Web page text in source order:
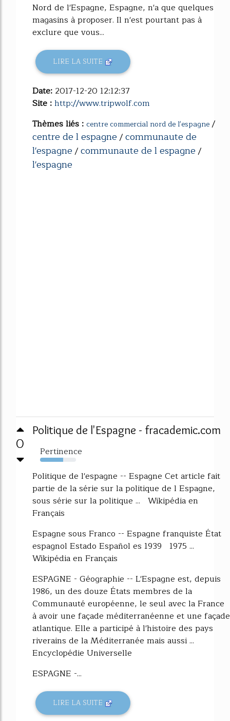
Nord de l'Espagne, Espagne, n'a que quelques
magasins à proposer. Il n'est pourtant pas à
exclure que vous...
LIRE LA SUITE
Date: 2017-12-20 12:12:37
Site :http://www.tripwolf.com
Thèmes liés : centre commercial nord de l'espagne/
centre de l espagne/communaute de
l'espagne/communaute de l espagne/
l'espagne
0
Politique de l'Espagne - fracademic.com
Pertinence
64%
Politique de l'espagne -- Espagne Cet article fait
partie de la série sur la politique de l Espagne,
sous série sur la politique ... Wikipédia en
Français
Espagne sous Franco -- Espagne franquiste État
espagnol Estado Español es 1939 1975 ...
Wikipédia en Français
ESPAGNE - Géographie -- L'Espagne est, depuis
1986, un des douze États membres de la
Communauté européenne, le seul avec la France
à avoir une façade méditerranéenne et une façade
atlantique. Elle a participé à l'histoire des pays
riverains de la Méditerranée mais aussi ...
Encyclopédie Universelle
ESPAGNE -...
LIRE LA SUITE